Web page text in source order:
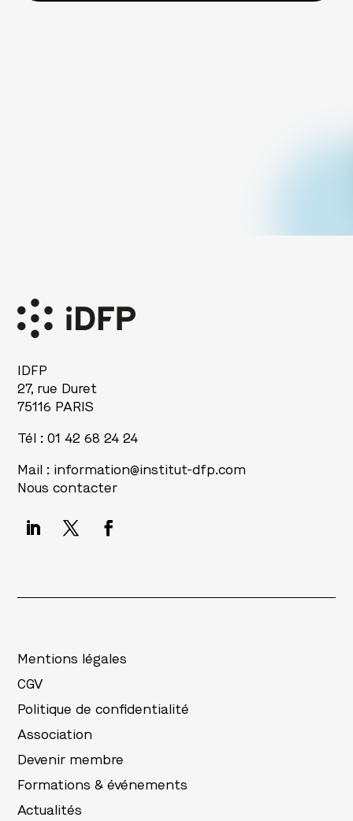
IDFP
27, rue Duret
75116 PARIS
Tél : 01 42 68 24 24
Mail : information@institut-dfp.com
Nous contacter
Mentions légales
CGV
Politique de confidentialité
Association
Devenir membre
Formations & événements
Actualités